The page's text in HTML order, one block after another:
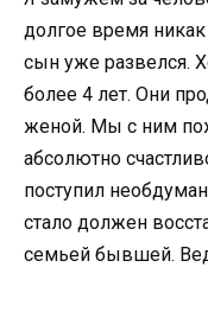
долгое время
сын уже развелся.
более 4 лет. Они
женой. Мы с ним
абсолютно
поступил
стало должен
семьей бывшей.